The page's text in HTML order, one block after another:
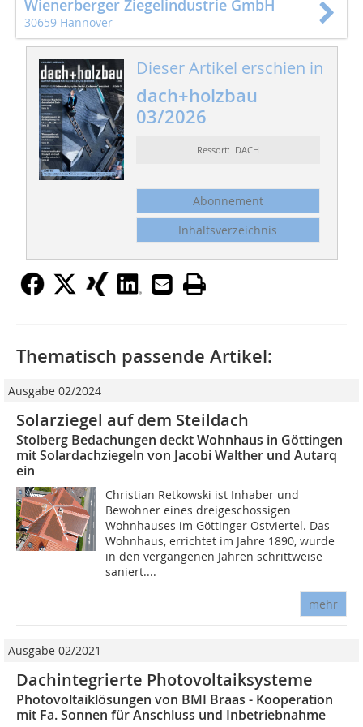
Wienerberger Ziegelindustrie GmbH
30659 Hannover
Dieser Artikel erschien in
dach+holzbau
03/2026
Ressort: DACH
Abonnement
Inhaltsverzeichnis
Thematisch passende Artikel:
Ausgabe 02/2024
Solarziegel auf dem Steildach
Stolberg Bedachungen deckt Wohnhaus in Göttingen
mit Solardachziegeln von Jacobi Walther und Autarq
ein
Christian Retkowski ist Inhaber und
Bewohner eines dreigeschossigen
Wohnhauses im Göttinger Ostviertel. Das
Wohnhaus, errichtet im Jahre 1890, wurde
in den vergangenen Jahren schrittweise
saniert....
mehr
Ausgabe 02/2021
Dachintegrierte Photovoltaiksysteme
Photovoltaiklösungen von BMI Braas - Kooperation
mit Fa. Sonnen für Anschluss und Inbetriebnahme